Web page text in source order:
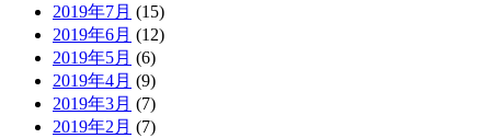
2019年7月 (15)
2019年6月 (12)
2019年5月 (6)
2019年4月 (9)
2019年3月 (7)
2019年2月 (7)